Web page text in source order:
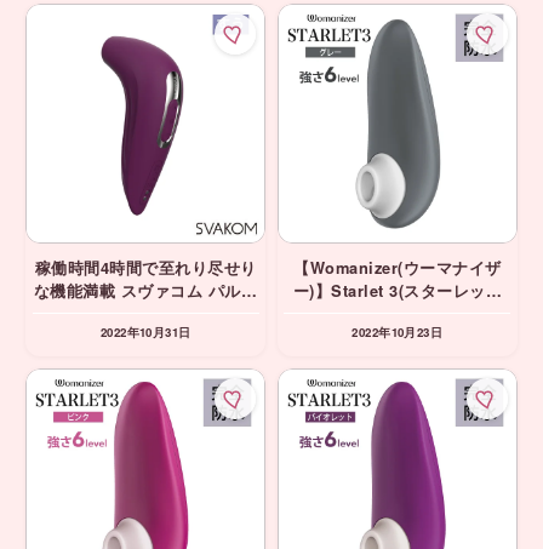
稼働時間4時間で至れり尽せり
な機能満載 スヴァコム パルス
SVAKOM svacom 正規品
2022年10月31日
【Womanizer(ウーマナイザ
ー)】Starlet 3(スターレット
2022年10月23日